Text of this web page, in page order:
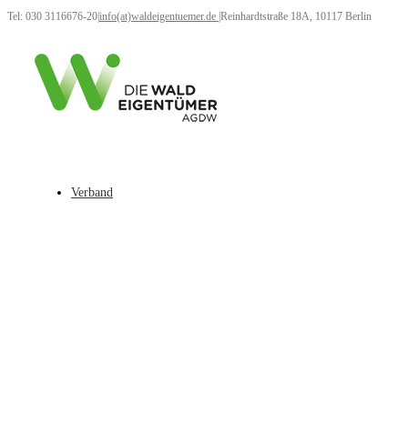
Tel: 030 3116676-20info(at)waldeigentuemer.de Reinhardtstraße 18A, 10117 Berlin
Verband